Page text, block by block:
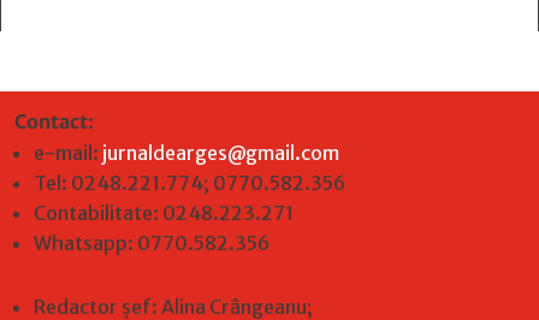
Contact:
e-mail: jurnaldearges@gmail.com
Tel: 0248.221.774; 0770.582.356
Contabilitate: 0248.223.271
Whatsapp: 0770.582.356
Redactor șef: Alina Crângeanu;